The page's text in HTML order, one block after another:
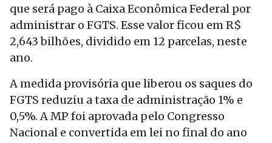
que será pago à Caixa Econômica Federal por
administrar o FGTS. Esse valor ficou em R$
2,643 bilhões, dividido em 12 parcelas, neste
ano.
A medida provisória que liberou os saques do
FGTS reduziu a taxa de administração 1% e
0,5%. A MP foi aprovada pelo Congresso
Nacional e convertida em lei no final do ano